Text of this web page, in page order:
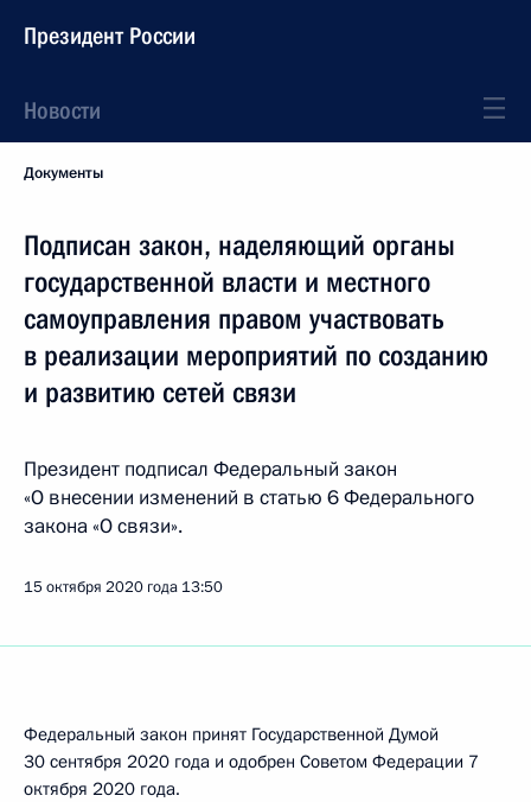
Президент России
Новости
Документы
Подписан закон, наделяющий органы
государственной власти и местного
самоуправления правом участвовать
в реализации мероприятий по созданию
и развитию сетей связи
Президент подписал Федеральный закон
«О внесении изменений в статью 6 Федерального
закона «О связи».
15 октября 2020 года 13:50
Федеральный закон принят Государственной Думой
30 сентября 2020 года и одобрен Советом Федерации 7
октября 2020 года.